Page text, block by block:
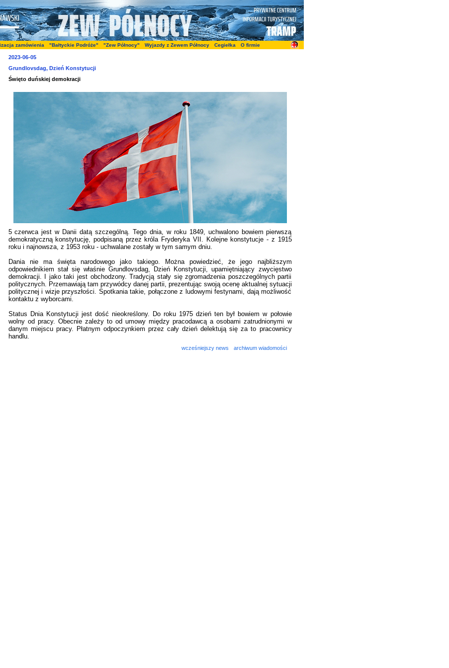
zamówienia "Bałtyckie Podróże" "Zew Północy" Wyjazdy z Zewem Północy Cegiełka O firmie
2023-06-05
Grundlovsdag, Dzień Konstytucji
Święto duńskiej demokracji
5 czerwca jest w Danii datą szczególną. Tego dnia, w roku 1849, uchwalono bowiem pierwszą
demokratyczną konstytucję, podpisaną przez króla Fryderyka VII. Kolejne konstytucje - z 1915
roku i najnowsza, z 1953 roku - uchwalane zostały w tym samym dniu.
Dania nie ma święta narodowego jako takiego. Można powiedzieć, że jego najbliższym
odpowiednikiem stał się właśnie Grundlovsdag, Dzień Konstytucji, upamiętniający zwycięstwo
demokracji. I jako taki jest obchodzony. Tradycją stały się zgromadzenia poszczególnych partii
politycznych. Przemawiają tam przywódcy danej partii, prezentując swoją ocenę aktualnej sytuacji
politycznej i wizje przyszłości. Spotkania takie, połączone z ludowymi festynami, dają możliwość
kontaktu z wyborcami.
Status Dnia Konstytucji jest dość nieokreślony. Do roku 1975 dzień ten był bowiem w połowie
wolny od pracy. Obecnie zależy to od umowy między pracodawcą a osobami zatrudnionymi w
danym miejscu pracy. Płatnym odpoczynkiem przez cały dzień delektują się za to pracownicy
handlu.
wcześniejszy news archiwum wiadomości